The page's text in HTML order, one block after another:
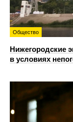
Общество
Нижегородские
в условиях